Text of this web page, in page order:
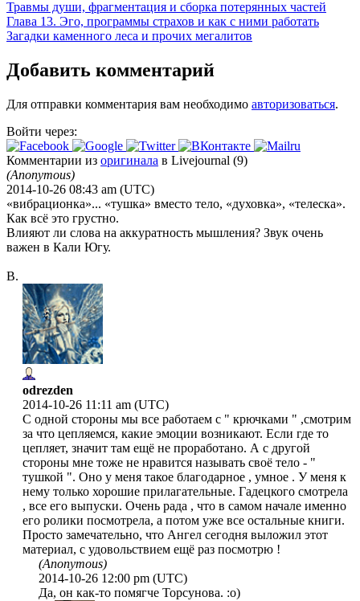
Травмы души, фрагментация и сборка потерянных частей
Глава 13. Эго, программы страхов и как с ними работать
Загадки каменного леса и прочих мегалитов
Добавить комментарий
Для отправки комментария вам необходимо авторизоваться.
Войти через:
Комментарии из оригинала в Livejournal (9)
(Anonymous)
2014-10-26 08:43 am (UTC)
«вибрационка»... «тушка» вместо тело, «духовка», «телеска».
Как всё это грустно.
Влияют ли слова на аккуратность мышления? Звук очень
важен в Кали Югу.
В.
odrezden
2014-10-26 11:11 am (UTC)
С одной стороны мы все работаем с " крючками " ,смотрим
за что цепляемся, какие эмоции возникают. Если где то
цепляет, значит там ещё не проработано. А с другой
стороны мне тоже не нравится называть своё тело - "
тушкой ". Оно у меня такое благодарное , умное . У меня к
нему только хорошие прилагательные. Гадецкого смотрела
, все его выпуски. Очень рада , что в самом начале именно
его ролики посмотрела, а потом уже все остальные книги.
Просто замечательно, что Ангел сегодня выложил этот
материал, с удовольствием ещё раз посмотрю !
(Anonymous)
2014-10-26 12:00 pm (UTC)
Да, он как-то помягче Торсунова. :о)